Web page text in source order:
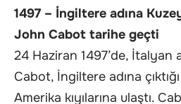
1497 – İngiltere adına
John Cabot tarihe geçti
24 Haziran 1497’de, İtalyan
Cabot, İngiltere adına
Amerika kıyılarına ulaştı.